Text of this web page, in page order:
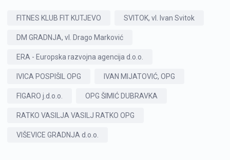
FITNES KLUB FIT KUTJEVO SVITOK, vl. Ivan Svitok
DM GRADNJA, vl. Drago Marković
ERA - Europska razvojna agencija d.o.o.
IVICA POSPIŠIL OPG IVAN MIJATOVIĆ, OPG
FIGARO j.d.o.o. OPG ŠIMIĆ DUBRAVKA
RATKO VASILJA VASILJ RATKO OPG
VIŠEVICE GRADNJA d.o.o.